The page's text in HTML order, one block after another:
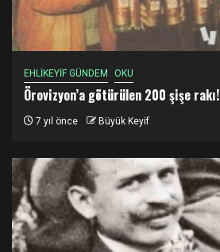
EHLİKEYİF GÜNDEM OKU
Örovizyon’a götürülen 200 şişe rakı!
7 yıl önce Büyük Keyif